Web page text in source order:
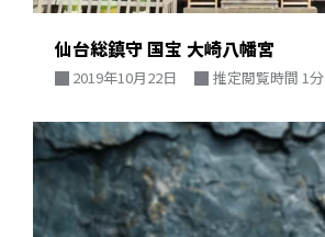
仙台総鎮守 国宝 大崎八幡宮
2019年10月22日 推定閲覧時間 1分